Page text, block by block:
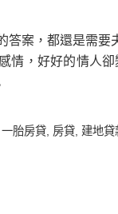
答案，都還是需
情，好好的情人
一胎房貸, 房貸, 建地貸